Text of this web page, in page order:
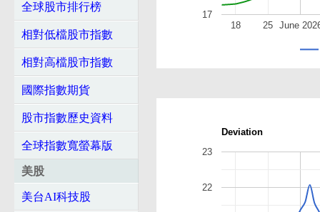
全球股市排行榜
相對低檔股市指數
相對高檔股市指數
國際指數期貨
股市指數歷史資料
全球指數寬螢幕版
美股
美台AI科技股
June
18 25
17
Deviation
22
23